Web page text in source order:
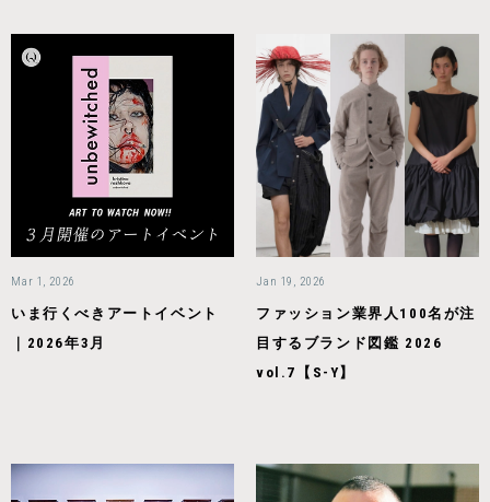
Mar 1, 2026
いま行くべきアートイベント
｜2026年3月
Jan 19, 2026
ファッション業界人100名が注
目するブランド図鑑 2026
vol.7【S-Y】